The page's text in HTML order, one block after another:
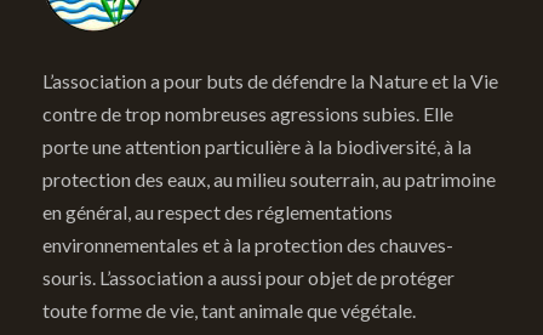
L’association a pour buts de défendre la Nature et la Vie
contre de trop nombreuses agressions subies. Elle
porte une attention particulière à la biodiversité, à la
protection des eaux, au milieu souterrain, au patrimoine
en général, au respect des réglementations
environnementales et à la protection des chauves-
souris. L’association a aussi pour objet de protéger
toute forme de vie, tant animale que végétale.